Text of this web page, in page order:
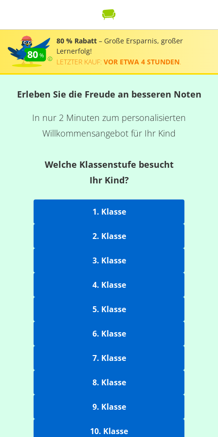
80
80 % Rabatt – Große Ersparnis, großer
Lernerfolg!
LETZTER KAUF: VOR ETWA 4 STUNDEN
Erleben Sie die Freude an besseren Noten
In nur 2 Minuten zum personalisierten
Willkommensangebot für Ihr Kind
Welche Klassenstufe besucht
Ihr Kind?
1. Klasse
2. Klasse
3. Klasse
4. Klasse
5. Klasse
6. Klasse
7. Klasse
8. Klasse
9. Klasse
10. Klasse